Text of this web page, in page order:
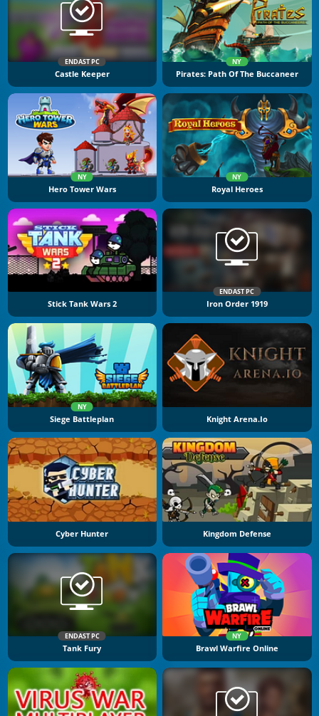
ENDAST PC
Castle Keeper
NY
Pirates: Path Of The Buccaneer
NY
Hero Tower Wars
NY
Royal Heroes
Stick Tank Wars 2
ENDAST PC
Iron Order 1919
NY
Siege Battleplan Knight Arena.io
Cyber Hunter Kingdom Defense
ENDAST PC
Tank Fury
NY
Brawl Warfire Online